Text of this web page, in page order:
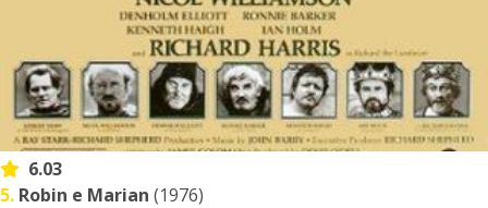
6.03
5. Robin e Marian (1976)